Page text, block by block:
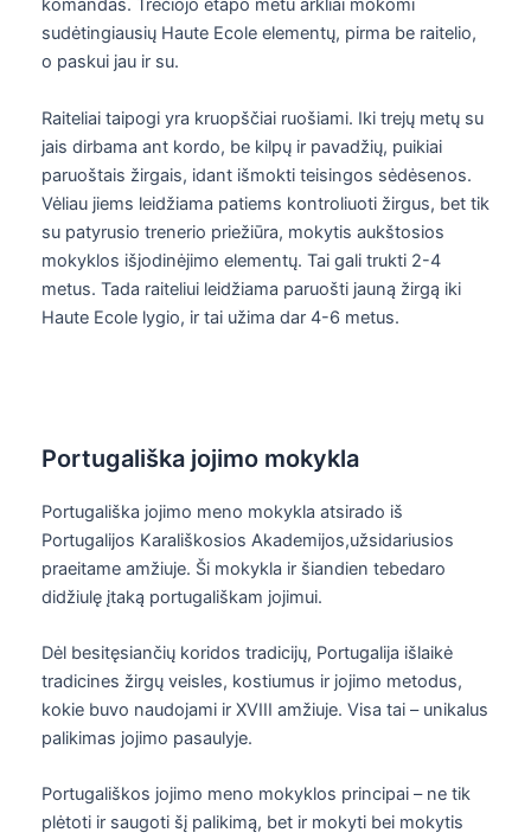
komandas. Trečiojo etapo metu arkliai mokomi
sudėtingiausių Haute Ecole elementų, pirma be raitelio,
o paskui jau ir su.
Raiteliai taipogi yra kruopščiai ruošiami. Iki trejų metų su
jais dirbama ant kordo, be kilpų ir pavadžių, puikiai
paruoštais žirgais, idant išmokti teisingos sėdėsenos.
Vėliau jiems leidžiama patiems kontroliuoti žirgus, bet tik
su patyrusio trenerio priežiūra, mokytis aukštosios
mokyklos išjodinėjimo elementų. Tai gali trukti 2-4
metus. Tada raiteliui leidžiama paruošti jauną žirgą iki
Haute Ecole lygio, ir tai užima dar 4-6 metus.
Portugališka jojimo mokykla
Portugališka jojimo meno mokykla atsirado iš
Portugalijos Karališkosios Akademijos,užsidariusios
praeitame amžiuje. Ši mokykla ir šiandien tebedaro
didžiulę įtaką portugališkam jojimui.
Dėl besitęsiančių koridos tradicijų, Portugalija išlaikė
tradicines žirgų veisles, kostiumus ir jojimo metodus,
kokie buvo naudojami ir XVIII amžiuje. Visa tai – unikalus
palikimas jojimo pasaulyje.
Portugališkos jojimo meno mokyklos principai – ne tik
plėtoti ir saugoti šį palikimą, bet ir mokyti bei mokytis